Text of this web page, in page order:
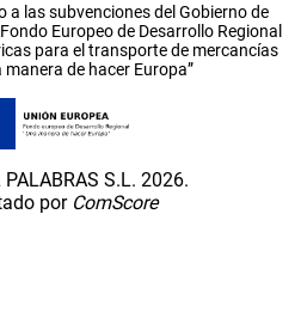
a las subvenciones del Gobierno de
Europeo de Desarrollo Regional
para el transporte de mercancías
manera de hacer Europa”
PALABRAS S.L. 2026.
por ComScore